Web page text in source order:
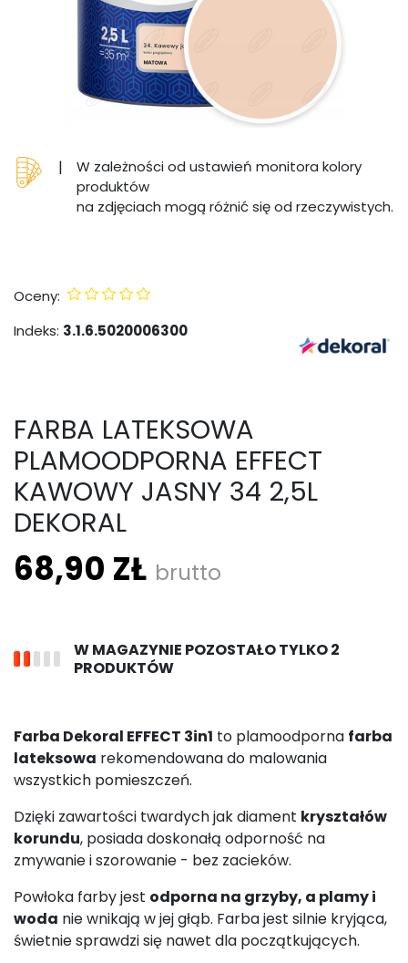
|
W zależności od ustawień monitora kolory
produktów
na zdjęciach mogą różnić się od rzeczywistych.
Oceny:
Indeks: 3.1.6.5020006300
FARBA LATEKSOWA
PLAMOODPORNA EFFECT
KAWOWY JASNY 34 2,5L
DEKORAL
68,90 ZŁ brutto
W MAGAZYNIE POZOSTAŁO TYLKO 2
PRODUKTÓW
Farba Dekoral EFFECT 3in1 to plamoodporna farba
lateksowa rekomendowana do malowania
wszystkich pomieszczeń.
Dzięki zawartości twardych jak diament kryształów
korundu, posiada doskonałą odporność na
zmywanie i szorowanie - bez zacieków.
Powłoka farby jest odporna na grzyby, a plamy i
woda nie wnikają w jej głąb. Farba jest silnie kryjąca,
świetnie sprawdzi się nawet dla początkujących.